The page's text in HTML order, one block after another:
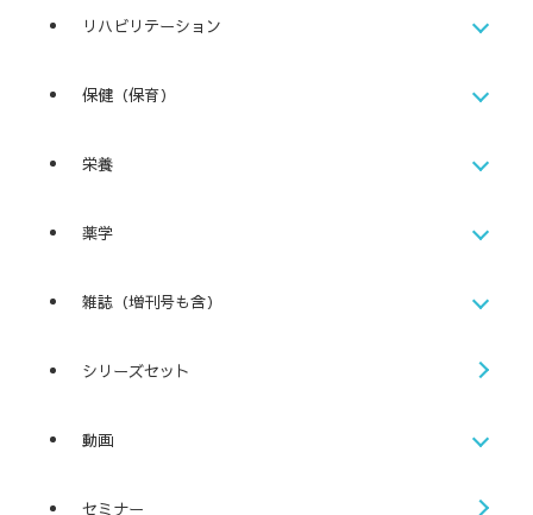
リハビリテーション
保健（保育）
栄養
薬学
雑誌（増刊号も含）
シリーズセット
動画
セミナー